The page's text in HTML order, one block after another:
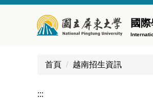
國
首頁 越南招生資訊
:::